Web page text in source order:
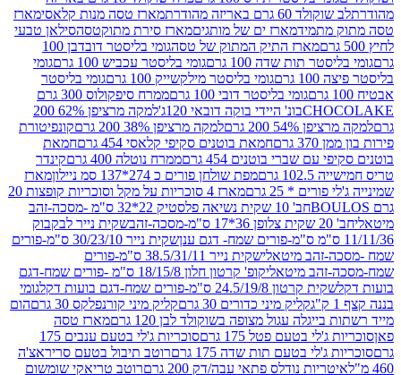
60 גרם באריזה מהודרת
מארז טסה מנות קלאסי מארז
מארז ים של מותגיםמארז סירת מתוקטסהסילאן טבעי
מארז התיק המתוק של טסה
גומי בליסטר דובדבן 100
תות שדה 100 גרם
גומי בליסטר עכביש 100 גרם
גומי
גרם
גומי בליסטר מילקשייק 100 גרם
גומי בליסטר
גומי בליסטר דובי 100 גרם
ממרח סיפקולוס 300 גרם
בונ' היידי בוקה דובאי 120ג'
למקה מרציפן 62% 200
200 גרם
למקה מרציפן 38% 200 גרם
קונפיטורת
גרם
חמאת בוטנים סקיפי קלאסי 454 גרם
חמאת
עם שברי בוטנים 454 גרם
ממרח נוטלה 400 גרם
קינדר
גרם
מפת שולחן פורים כ 274*137 סמ ניילון
מארז
* 25 גרם
מארז 4 סוכריות על מקל וסוכריות קופצות 20
חב' 10 שקית נשיאה פלסטיק 22*32 ס"מ -מסכה-זהב
שקית נייר לבקבוק
שקית נייר 30/23/10 ס"מ-פורים
זהב מיטאלי
שקית נייר 38.5/31/11 ס"מ-פורים
מיטאלי
קופ' קרטון חלון 18/15/8 ס"מ -פורים שמח-דגם
שקית קרטון 24.5/19/8 ס"מ-פורים שמח-דגם בועות דקל
גומי
קליק מיני כדורים 30 גרם
קליק מיני קורנפלקס 30 גרם
הום
עגול מצופה בשוקולד לבן 120 גרם
מארז טסה
בטעם פטל 175 גרם
סוכריות ג'לי בטעם ענבים 175
ג'לי בטעם תות שדה 175 גרם
רוטב תיבול בטעם סריראצ'ה
נודלס פתאי עבה/דק 200 גרם
רוטב טריאקי שומשום